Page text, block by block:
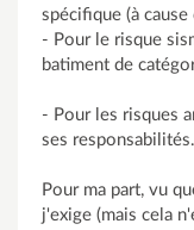
spécifique (à
- Pour le risque
batiment de
- Pour les risques
ses responsabilités.
Pour ma part, vu
j'exige (mais cela